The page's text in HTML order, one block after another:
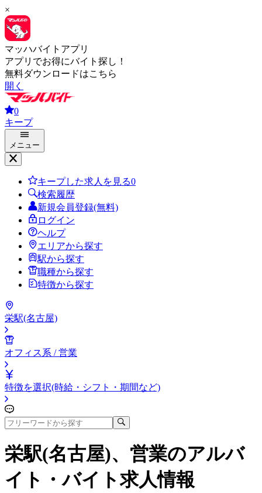
×
マッハバイトアプリ
アプリでお得にバイト探し！
無料ダウンロードはこちら
開く
0
キープ
メニュー
キープした求人を見る0
検索履歴
新規会員登録(無料)
ログイン
ヘルプ
エリアから探す
駅から探す
職種から探す
特徴から探す
栄駅(名古屋)
オフィス系 / 営業
特徴を選択(時給・シフト・期間など)
栄駅(名古屋)、営業のアルバ
イト・バイト求人情報